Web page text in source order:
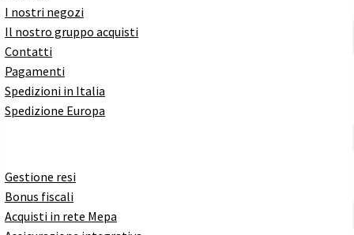
I nostri negozi
Il nostro gruppo acquisti
Contatti
Pagamenti
Spedizioni in Italia
Spedizione Europa
Gestione resi
Bonus fiscali
Acquisti in rete Mepa